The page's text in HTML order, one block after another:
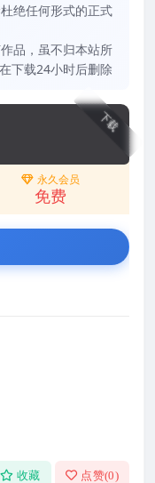
绝任何形式的正式
品，虽不归本站所
下载24小时后删除
下载
永久会员
免费
收藏 点赞(0)